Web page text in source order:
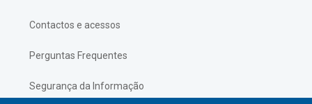
Contactos e acessos
Perguntas Frequentes
Segurança da Informação